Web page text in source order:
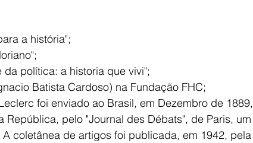
a história";
política: a historia que vivi";
Batista Cardoso) na Fundação FHC;
foi enviado ao Brasil, em Dezembro de 1889,
pelo "Journal des Débats", de Paris, um
coletânea de artigos foi publicada, em 1942, pela